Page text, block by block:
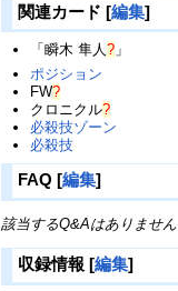
関連カード [編集]
「瞬木 隼人? 」
ポジション
FW?
クロニクル?
必殺技ゾーン
必殺技
FAQ [編集]
該当するQ&Aはありません
収録情報 [編集]